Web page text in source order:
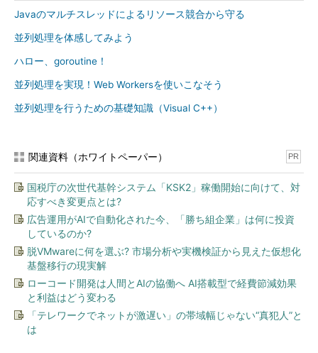
Javaのマルチスレッドによるリソース競合から守る
並列処理を体感してみよう
ハロー、goroutine！
並列処理を実現！Web Workersを使いこなそう
並列処理を行うための基礎知識（Visual C++）
関連資料（ホワイトペーパー） PR
国税庁の次世代基幹システム「KSK2」稼働開始に向けて、対
応すべき変更点とは?
広告運用がAIで自動化された今、「勝ち組企業」は何に投資
しているのか?
脱VMwareに何を選ぶ? 市場分析や実機検証から見えた仮想化
基盤移行の現実解
ローコード開発は人間とAIの協働へ AI搭載型で経費節減効果
と利益はどう変わる
「テレワークでネットが激遅い」の帯域幅じゃない“真犯人”と
は